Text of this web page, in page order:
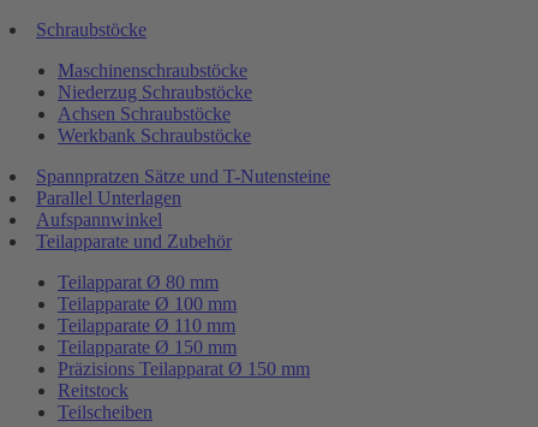
Schraubstöcke
Maschinenschraubstöcke
Niederzug Schraubstöcke
Achsen Schraubstöcke
Werkbank Schraubstöcke
Spannpratzen Sätze und T-Nutensteine
Parallel Unterlagen
Aufspannwinkel
Teilapparate und Zubehör
Teilapparat Ø 80 mm
Teilapparate Ø 100 mm
Teilapparate Ø 110 mm
Teilapparate Ø 150 mm
Präzisions Teilapparat Ø 150 mm
Reitstock
Teilscheiben